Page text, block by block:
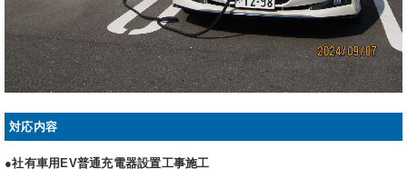
対応内容
●社有車用EV普通充電器設置工事施工